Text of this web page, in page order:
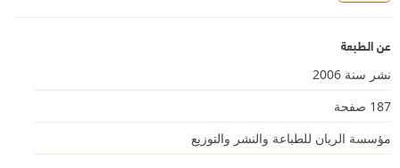
عن الطبعة
نشر سنة 2006
187 صفحة
مؤسسة الريان للطباعة والنشر والتوزيع